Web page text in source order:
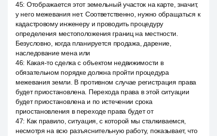
45: Отображается этот земельный участок на карте, значит,
у него межевания нет. Соответственно, нужно обращаться к
кадастровому инженеру и проводить процедуру
определения местоположения границ на местности.
Безусловно, когда планируется продажа, дарение,
наследование мена или
46: Какая-то сделка с объектом недвижимости в
обязательном порядке должна пройти процедура
межевания земли. В противном случае регистрация права
будет приостановлена. Перехода права в этой ситуации
будет приостановлена и по истечении срока
приостановления в переходе права будет от
47: Как правило, ситуация, с которой мы сталкиваемся,
несмотря на всю разъяснительную работу, показывает, что